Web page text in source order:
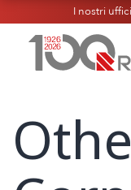
I nostri uffici